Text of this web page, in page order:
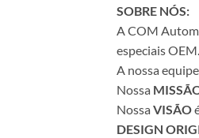
SOBRE NÓS:
A COM
especiais OEM.
A nossa
Nossa
Nossa VISÃO
DESIGN